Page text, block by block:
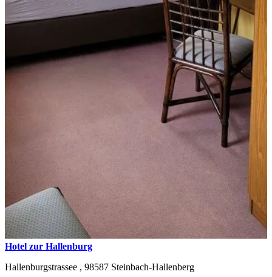
Hotel zur Hallenburg
Hallenburgstrassee , 98587 Steinbach-Hallenberg